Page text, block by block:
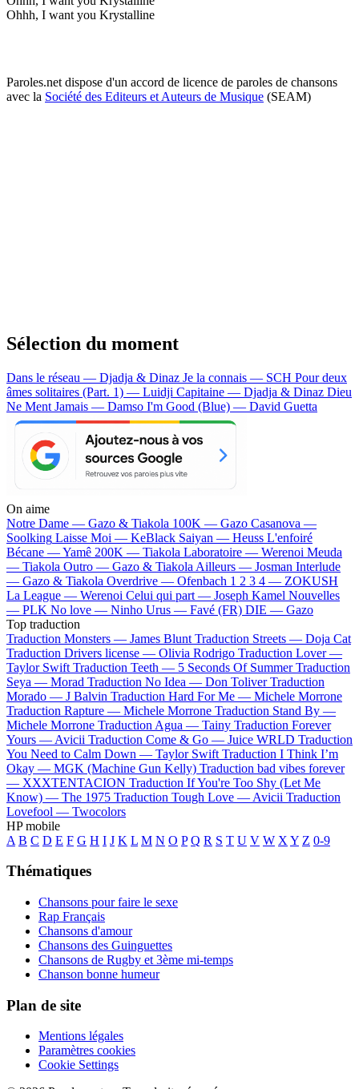
Ohhh, I want you Krystalline
Paroles.net dispose d'un accord de licence de paroles de chansons
avec la Société des Editeurs et Auteurs de Musique (SEAM)
Sélection du moment
Dans le réseau — Djadja & Dinaz Je la connais — SCH Pour deux
âmes solitaires (Part. 1) — Luidji Capitaine — Djadja & Dinaz Dieu
Ne Ment Jamais — Damso I'm Good (Blue) — David Guetta
On aime
Notre Dame — Gazo & Tiakola 100K — Gazo Casanova —
Soolking Laisse Moi — KeBlack Saiyan — Heuss L'enfoiré
Bécane —Yamê 200K — Tiakola Laboratoire — Werenoi Meuda
— Tiakola Outro — Gazo & Tiakola Ailleurs — Josman Interlude
— Gazo & Tiakola Overdrive — Ofenbach 1 2 3 4 — ZOKUSH
La League — Werenoi Celui qui part — Joseph Kamel Nouvelles
— PLK No love — Ninho Urus — Favé (FR) DIE — Gazo
Top traduction
Traduction Monsters — James Blunt Traduction Streets — Doja Cat
Traduction Drivers license — Olivia Rodrigo Traduction Lover —
Taylor Swift Traduction Teeth — 5 Seconds Of Summer Traduction
Seya — Morad Traduction No Idea — Don Toliver Traduction
Morado — J Balvin Traduction Hard For Me — Michele Morrone
Traduction Rapture — Michele Morrone Traduction Stand By —
Michele Morrone Traduction Agua — Tainy Traduction Forever
Yours — Avicii Traduction Come & Go — Juice WRLD Traduction
You Need to Calm Down — Taylor Swift Traduction I Think I’m
Okay — MGK (Machine Gun Kelly) Traduction bad vibes forever
— XXXTENTACION Traduction If You're Too Shy (Let Me
Know) — The 1975 Traduction Tough Love — Avicii Traduction
Lovefool — Twocolors
HP mobile
A B C D E F G H I J K L M N O P Q R S T U V W X Y Z 0-9
Thématiques
Chansons pour faire le sexe
Rap Français
Chansons d'amour
Chansons des Guinguettes
Chansons de Rugby et 3ème mi-temps
Chanson bonne humeur
Plan de site
Mentions légales
Paramètres cookies
Cookie Settings